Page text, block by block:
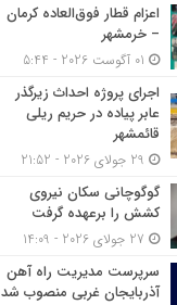
اعزام قطار فوق‌العاده کرمان
– خرمشهر
اجرای پروژه احداث زیرگذر
عابر پیاده در حریم ریلی
قائمشهر
گوگوچانی سکان نیروی
کشش را برعهده گرفت
سرپرست مدیریت راه آهن
آذربایجان غربی منصوب شد